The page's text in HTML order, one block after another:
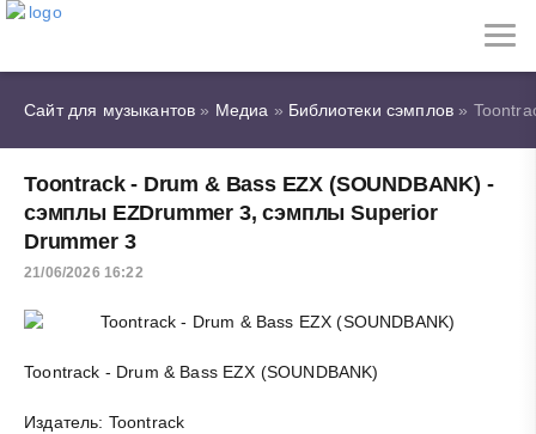
Сайт для музыкантов » Медиа » Библиотеки сэмплов »
Toontrack - Drum & Bass EZX (SOUNDBANK) -
сэмплы EZDrummer 3, сэмплы Superior
Drummer 3
21/06/2026 16:22
Toontrack - Drum & Bass EZX (SOUNDBANK)
Издатель: Toontrack